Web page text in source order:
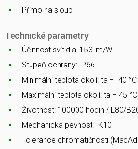
Přímo na sloup
Technické parametry
Účinnost svítidla: 153 lm/W
Stupeň ochrany: IP66
Minimální teplota okolí: ta = -40 °C
Maximální teplota okolí: ta = 45 °C
Životnost: 100000 hodin / L80/
Mechanická pevnost: IK10
Tolerance chromatičnosti